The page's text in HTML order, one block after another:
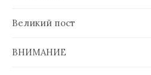
Великий пост
ВНИМАНИЕ